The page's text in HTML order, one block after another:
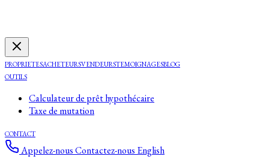
PROPRIETESACHETEURSVENDEURSTEMOIGNAGESBLOG
OUTILS
Calculateur de prêt hypothécaire
Taxe de mutation
CONTACT
Appelez-nousContactez-nous English